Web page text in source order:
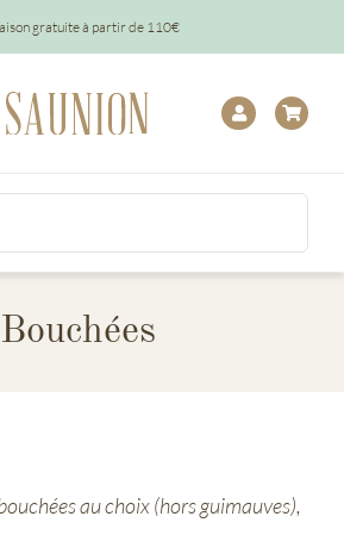
gratuite à partir de 110€
Bouchées
au choix (hors guimauves),